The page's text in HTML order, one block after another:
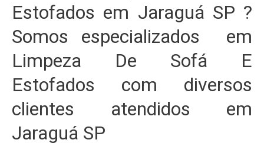
Estofados em Jaraguá SP ?
Somos especializados em
Limpeza De Sofá E
Estofados com diversos
clientes atendidos em
Jaraguá SP